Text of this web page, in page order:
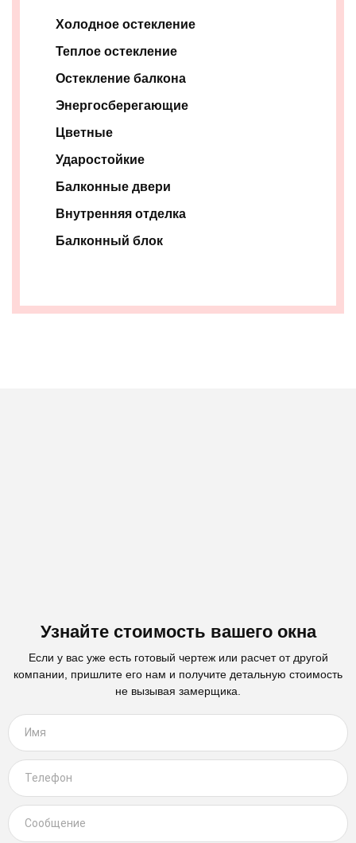
Холодное остекление
Теплое остекление
Остекление балкона
Энергосберегающие
Цветные
Ударостойкие
Балконные двери
Внутренняя отделка
Балконный блок
Узнайте стоимость вашего окна
Если у вас уже есть готовый чертеж или расчет от другой
компании, пришлите его нам и получите детальную стоимость
не вызывая замерщика.